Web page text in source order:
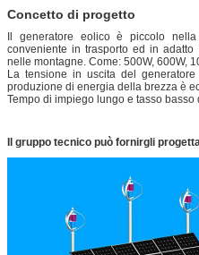
Concetto di progetto
Il generatore eolico è piccolo
conveniente in trasporto ed in
nelle montagne. Come: 500W, 600W,
La tensione in uscita del
produzione di energia della brezza è
Tempo di impiego lungo e tasso basso
Il gruppo tecnico può fornirgli